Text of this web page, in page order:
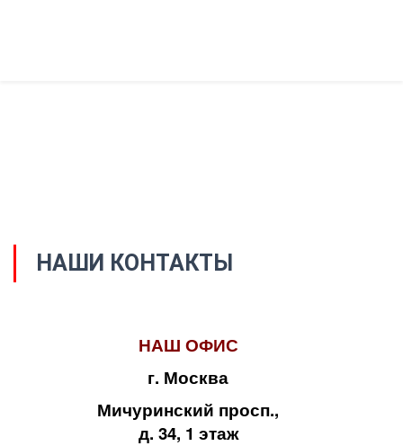
НАШИ КОНТАКТЫ
НАШ ОФИС
г. Москва
Мичуринский просп.,
д. 34, 1 этаж